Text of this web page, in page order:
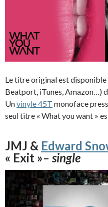
Le titre original est
Beatport, iTunes, Amazon…)
Unvinyle 45T monoface
seul titre « What you want »
JMJ & Edward
« Exit »– single